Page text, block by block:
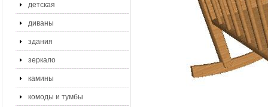
детская
диваны
здания
зеркало
камины
комоды и тумбы